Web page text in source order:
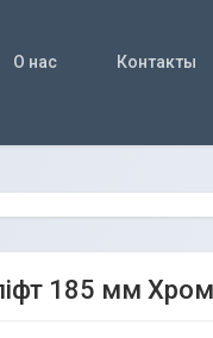
О нас Контакты
185 мм Хром